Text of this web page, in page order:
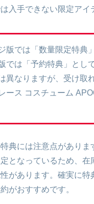
入手できない限定アイ
版では「数量限定特典
では「予約特典」とし
異なりますが、受け取
ース コスチューム
典には注意点がありま
となっているため、在
があります。確実に特
がおすすめです。